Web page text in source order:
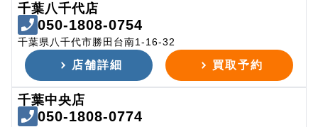
千葉八千代店
050-1808-0754
千葉県八千代市勝田台南1-16-32
店舗詳細 買取予約
千葉中央店
050-1808-0774